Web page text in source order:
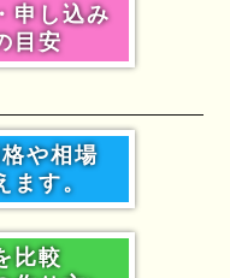
申し込み
目安
や相場
ます。
比較